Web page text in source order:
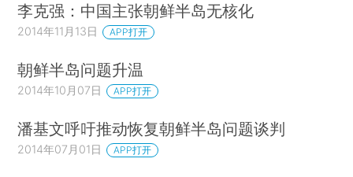
李克强：中国主张朝鲜半岛无核化
2014年11月13日 APP打开
朝鲜半岛问题升温
2014年10月07日 APP打开
潘基文呼吁推动恢复朝鲜半岛问题谈判
2014年07月01日 APP打开